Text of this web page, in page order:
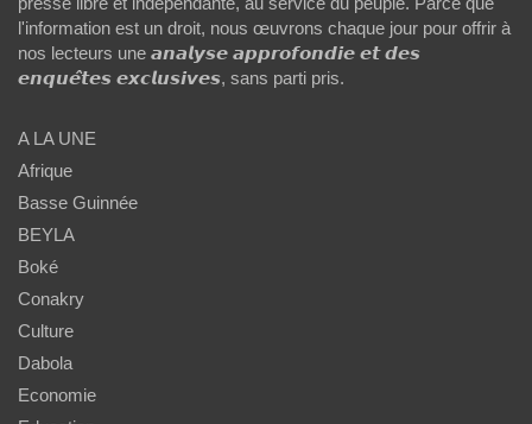
l'information est un droit, nous œuvrons chaque jour pour offrir à
nos lecteurs une 𝙖𝙣𝙖𝙡𝙮𝙨𝙚 𝙖𝙥𝙥𝙧𝙤𝙛𝙤𝙣𝙙𝙞𝙚 𝙚𝙩 𝙙𝙚𝙨
𝙚𝙣𝙦𝙪𝙚̂𝙩𝙚𝙨 𝙚𝙭𝙘𝙡𝙪𝙨𝙞𝙫𝙚𝙨, sans parti pris.
A LA UNE
Afrique
Basse Guinnée
BEYLA
Boké
Conakry
Culture
Dabola
Economie